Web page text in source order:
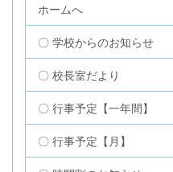
ホームへ
〇 学校からのお知らせ
〇 校長室だより
〇 行事予定【一年間】
〇 行事予定【月】